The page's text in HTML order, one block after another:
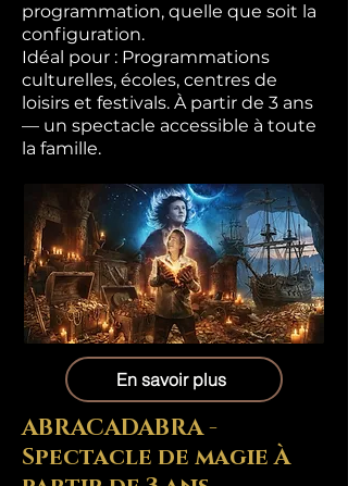
programmation, quelle que soit la
configuration.
Idéal pour : Programmations
culturelles, écoles, centres de
loisirs et festivals. À partir de 3 ans
— un spectacle accessible à toute
la famille.
En savoir plus
ABRACADABRA -
Spectacle de magie À